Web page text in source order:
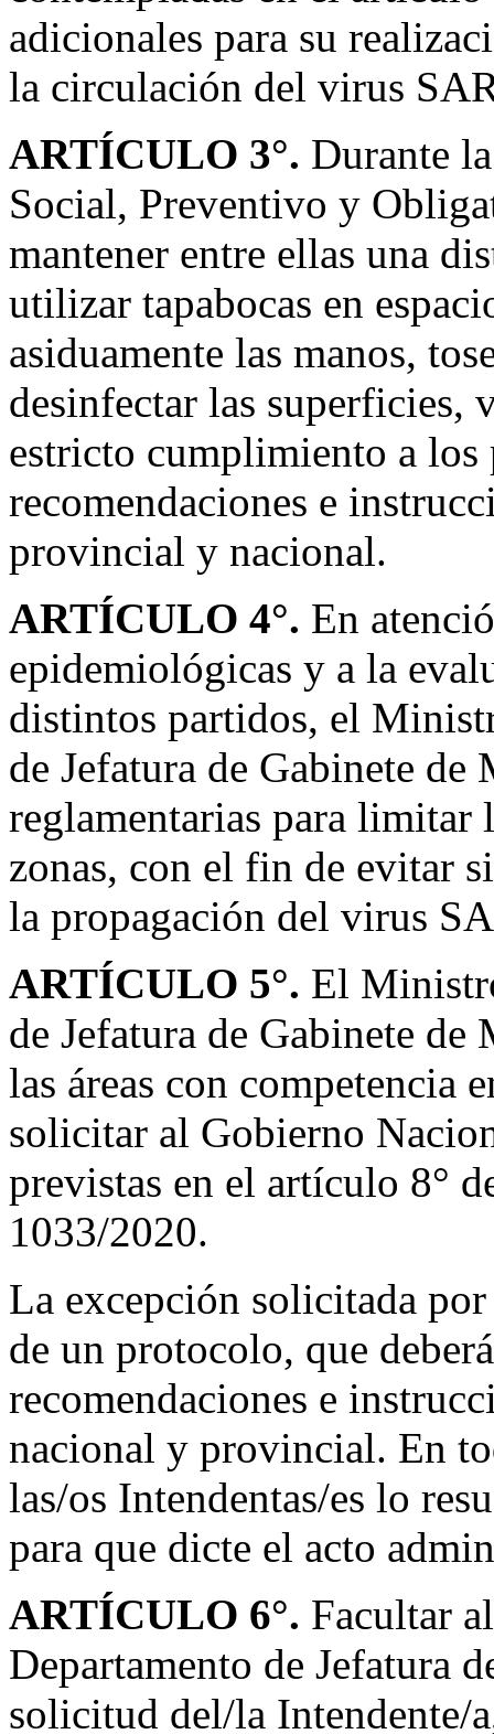
adicionales para su
la circulación del virus
ARTÍCULO 3°. Durante
Social, Preventivo y
mantener entre ellas una
utilizar tapabocas en
asiduamente las manos,
desinfectar las superficies,
estricto cumplimiento a los
recomendaciones e
provincial y nacional.
ARTÍCULO 4°. En
epidemiológicas y a la
distintos partidos, el
de Jefatura de Gabinete
reglamentarias para
zonas, con el fin de evitar
la propagación del virus
ARTÍCULO 5°. El
de Jefatura de Gabinete
las áreas con competencia
solicitar al Gobierno
previstas en el artículo 8°
1033/2020.
La excepción solicitada
de un protocolo, que
recomendaciones e
nacional y provincial. En
las/os Intendentas/es lo
para que dicte el acto
ARTÍCULO 6°. Facultar
Departamento de Jefatura
solicitud del/la Intendente/